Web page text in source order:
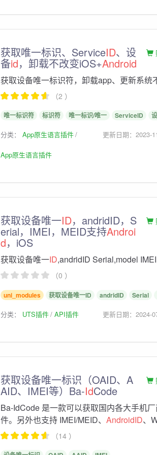
获取唯一标识、ServiceID、设
备id，卸载不改变iOS+Android
获取设备唯一标识符，卸载app、更新系统
（2 ）
唯一标识符 标识符 唯一标识/唯一 ServiceID
分类： App原生语言插件
App原生语言插件
更新日期：2023-
获取设备唯一ID，andridID，S
erial，IMEI，MEID支持Androi
d，iOS
获取设备唯一ID,andridID Serial,model
（0 ）
uni_modules 获取设备唯一ID andridID Serial
分类： UTS插件 API插件 更新日期：2024-
获取设备唯一标识（OAID、A
AID、IMEI等）Ba-IdCode
Ba-IdCode 是一款可以获取国内各大手机
件。另外也支持 IMEI/MEID、 AndroidID、
（14 ）